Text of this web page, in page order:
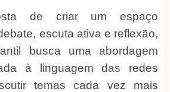
de criar um espaço
escuta ativa e reflexão,
busca uma abordagem
à linguagem das redes
temas cada vez mais